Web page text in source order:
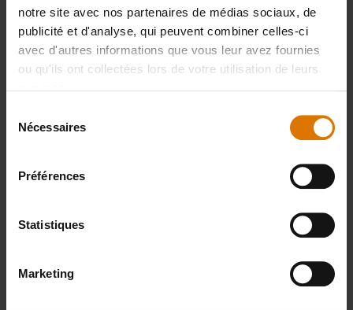
notre site avec nos partenaires de médias sociaux, de
publicité et d'analyse, qui peuvent combiner celles-ci
avec d'autres informations que vous leur avez fournies
ou qu'ils ont collectées lors de votre utilisation de leurs
Nécessaires
Préférences
Statistiques
Marketing
Lèchefrites
recommandés